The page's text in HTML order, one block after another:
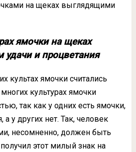
на щеках выглядящими
ямочки на щеках
удачи и процветания
культах ямочки считались
культурах ямочки
так как у одних есть ямочки,
у других нет. Так, человек
несомненно, должен быть
этот милый знак на